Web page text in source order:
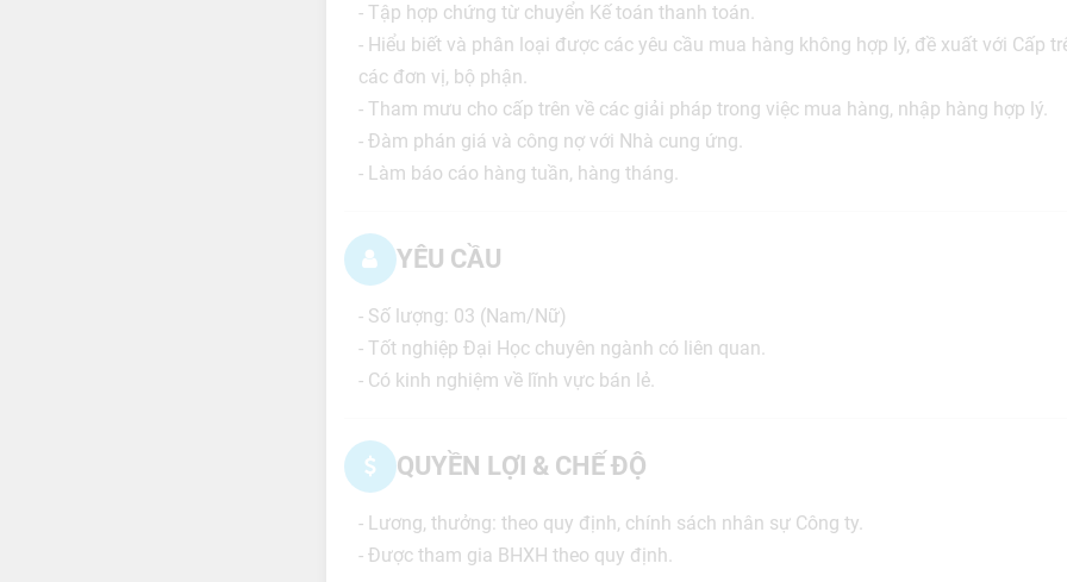
- Tập hợp chứng từ chuyển Kế toán thanh toán.
- Hiểu biết và phân loại được các yêu cầu mua hàng không hợp lý, đề xuất với Cấp
các đơn vị, bộ phận.
- Tham mưu cho cấp trên về các giải pháp trong việc mua hàng, nhập hàng hợp lý.
- Đàm phán giá và công nợ với Nhà cung ứng.
- Làm báo cáo hàng tuần, hàng tháng.
YÊU CẦU
- Số lượng: 03 (Nam/Nữ)
- Tốt nghiệp Đại Học chuyên ngành có liên quan.
- Có kinh nghiệm về lĩnh vực bán lẻ.
QUYỀN LỢI & CHẾ ĐỘ
- Lương, thưởng: theo quy định, chính sách nhân sự Công ty.
- Được tham gia BHXH theo quy định.